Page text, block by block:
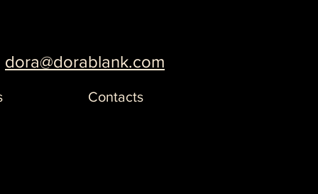
dora@dorablank.com
Contacts